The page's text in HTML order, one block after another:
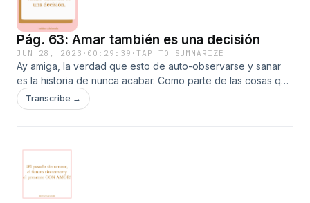
diferente.
Pág. 63: Amar también es una decisión
JUN 28, 2023 · 00:29:39 ·TAP TO SUMMARIZE
Ay amiga, la verdad que esto de auto-observarse y sanar
es la historia de nunca acabar. Como parte de las cosas que
entendí en la conferencia al ver al David que no se llama
David con su pareja fue lo que es el compromiso que uno
el amor como decisión. Aquí cuento un chispi de eso y hago
referencia a la tercera temporada de la Serie Bridgerton: La
reina Carlota. Espero que lo disfrutes, y ve la serie por
favor.
Transcribe →